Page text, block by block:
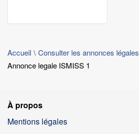
Accueil Consulter les annonces légales
Annonce legale ISMISS 1
À propos
Mentions légales